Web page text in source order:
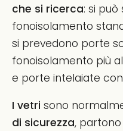
che si ricerca: si
fonoisolamento
si prevedono porte
fonoisolamento più
e porte intelaiate
I vetri sono
di sicurezza,